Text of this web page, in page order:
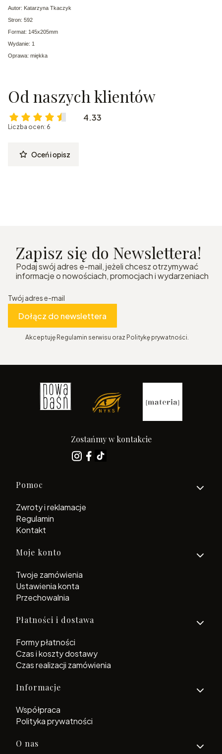
Autor: Katarzyna Tkaczyk
Stron: 592
Format: 145x205mm
Wydanie: 1
Oprawa: miękka
Od naszych klientów
4.33
Liczba ocen: 6
Oceń i opisz
Zapisz się do Newslettera!
Podaj swój adres e-mail, jeżeli chcesz otrzymywać
informacje o nowościach, promocjach i wydarzeniach
Twój adres e-mail
Dołącz do newslettera
Akceptuję Regulamin serwisu oraz Politykę prywatności.
Zostańmy w kontakcie
Linki w stopce
Pomoc
Zwroty i reklamacje
Regulamin
Kontakt
Moje konto
Twoje zamówienia
Ustawienia konta
Przechowalnia
Płatności i dostawa
Formy płatności
Czas i koszty dostawy
Czas realizacji zamówienia
Informacje
Współpraca
Polityka prywatności
O nas